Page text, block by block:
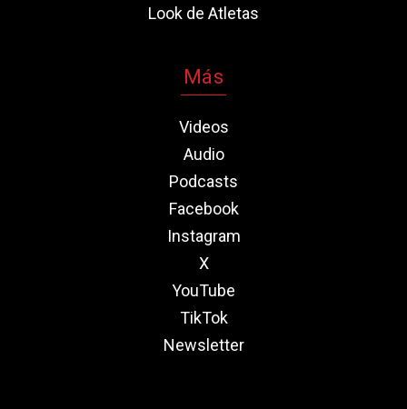
Look de Atletas
Más
Videos
Audio
Podcasts
Facebook
Instagram
X
YouTube
TikTok
Newsletter